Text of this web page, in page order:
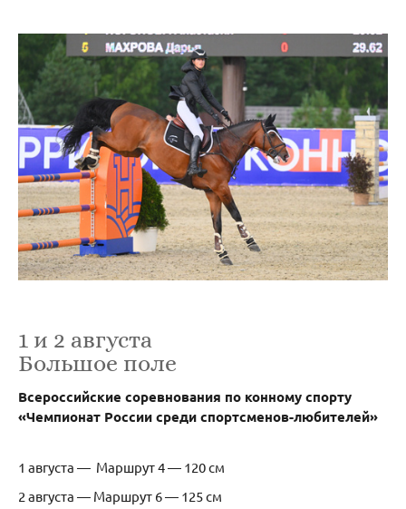
1 и 2 августа
Большое поле
Всероссийские соревнования по конному спорту
«Чемпионат России среди спортсменов-любителей»
1 августа — Маршрут 4 — 120 см
2 августа — Маршрут 6 — 125 см